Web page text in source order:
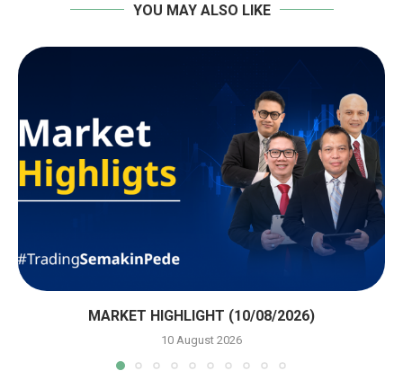
YOU MAY ALSO LIKE
MARKET HIGHLIGHT (10/08/2026)
10 August 2026